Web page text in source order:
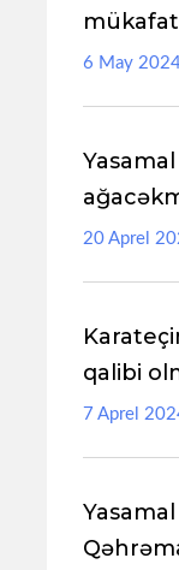
6 May
20 Aprel
qalibi
7 Aprel